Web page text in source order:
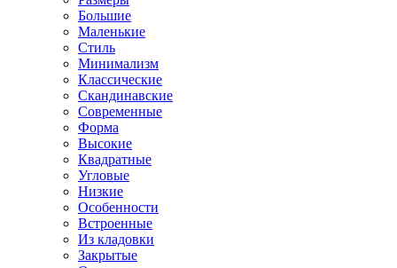
Большие
Маленькие
Стиль
Минимализм
Классические
Скандинавские
Современные
Форма
Высокие
Квадратные
Угловые
Низкие
Особенности
Встроенные
Из кладовки
Закрытые